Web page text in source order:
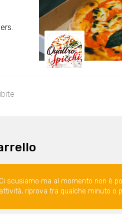
Ci scusiamo ma al momento non è
attività, riprova tra qualche minuto o